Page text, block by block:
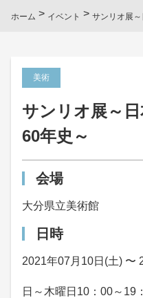
ホーム > イベント > サンリオ展
美術
サンリオ展～
60年史～
会場
大分県立美術館
日時
2021年07月10日(土) 〜
日～木曜日10：00～19